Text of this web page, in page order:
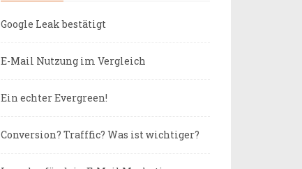
Google Leak bestätigt
E-Mail Nutzung im Vergleich
Ein echter Evergreen!
Conversion? Trafffic? Was ist wichtiger?